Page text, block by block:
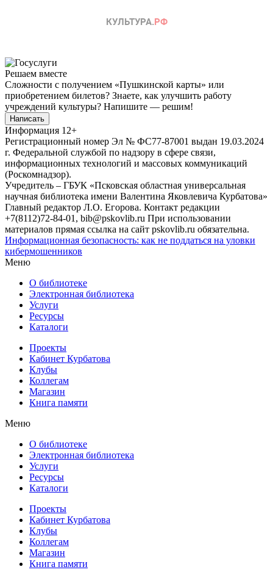
Решаем вместе
Сложности с получением «Пушкинской карты» или
приобретением билетов? Знаете, как улучшить работу
учреждений культуры? Напишите — решим!
Написать
Информация 12+
Регистрационный номер Эл № ФС77-87001 выдан 19.03.2024
г. Федеральной службой по надзору в сфере связи,
информационных технологий и массовых коммуникаций
(Роскомнадзор).
Учредитель – ГБУК «Псковская областная универсальная
научная библиотека имени Валентина Яковлевича Курбатова»
Главный редактор Л.О. Егорова. Контакт редакции
+7(8112)72-84-01, bib@pskovlib.ru При использовании
материалов прямая ссылка на сайт pskovlib.ru обязательна.
Информационная безопасность: как не поддаться на уловки
кибермошенников
Меню
О библиотеке
Электронная библиотека
Услуги
Ресурсы
Каталоги
Проекты
Кабинет Курбатова
Клубы
Коллегам
Магазин
Книга памяти
Меню
О библиотеке
Электронная библиотека
Услуги
Ресурсы
Каталоги
Проекты
Кабинет Курбатова
Клубы
Коллегам
Магазин
Книга памяти